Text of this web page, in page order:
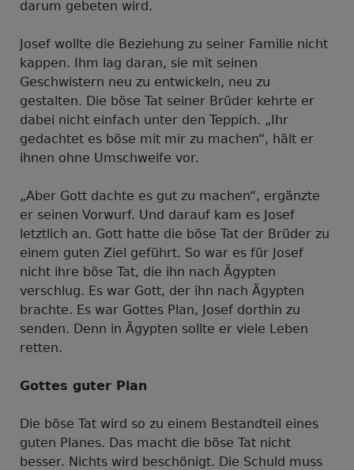
darum gebeten wird.
Josef wollte die Beziehung zu seiner Familie nicht
kappen. Ihm lag daran, sie mit seinen
Geschwistern neu zu entwickeln, neu zu
gestalten. Die böse Tat seiner Brüder kehrte er
dabei nicht einfach unter den Teppich. „Ihr
gedachtet es böse mit mir zu machen“, hält er
ihnen ohne Umschweife vor.
„Aber Gott dachte es gut zu machen“, ergänzte
er seinen Vorwurf. Und darauf kam es Josef
letztlich an. Gott hatte die böse Tat der Brüder zu
einem guten Ziel geführt. So war es für Josef
nicht ihre böse Tat, die ihn nach Ägypten
verschlug. Es war Gott, der ihn nach Ägypten
brachte. Es war Gottes Plan, Josef dorthin zu
senden. Denn in Ägypten sollte er viele Leben
retten.
Gottes guter Plan
Die böse Tat wird so zu einem Bestandteil eines
guten Planes. Das macht die böse Tat nicht
besser. Nichts wird beschönigt. Die Schuld muss